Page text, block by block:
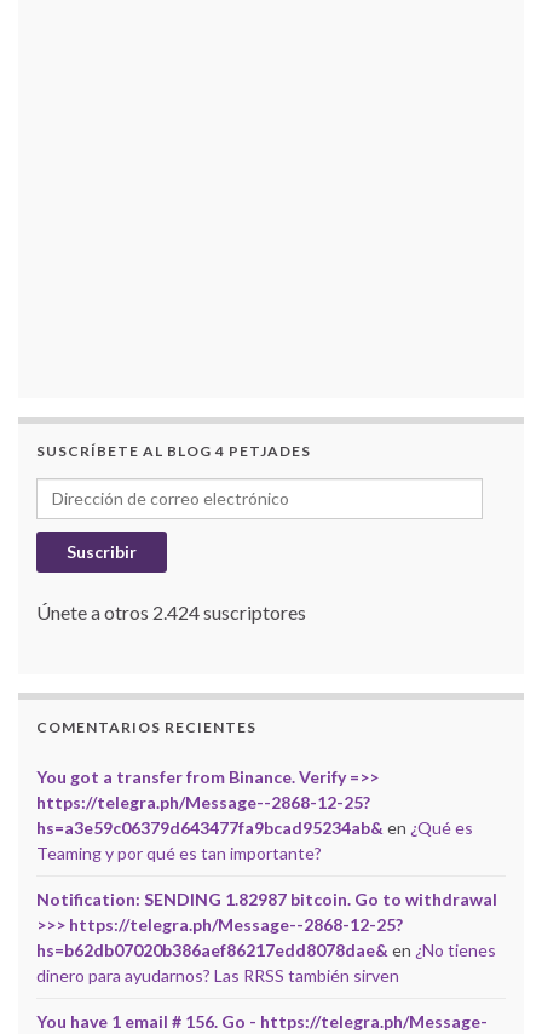
SUSCRÍBETE AL BLOG 4 PETJADES
Dirección de correo electrónico
Suscribir
Únete a otros 2.424 suscriptores
COMENTARIOS RECIENTES
You got a transfer from Binance. Verify =>>
https://telegra.ph/Message--2868-12-25?
hs=a3e59c06379d643477fa9bcad95234ab& en ¿Qué es
Teaming y por qué es tan importante?
Notification: SENDING 1.82987 bitcoin. Go to withdrawal
>>> https://telegra.ph/Message--2868-12-25?
hs=b62db07020b386aef86217edd8078dae& en ¿No tienes
dinero para ayudarnos? Las RRSS también sirven
You have 1 email # 156. Go - https://telegra.ph/Message-